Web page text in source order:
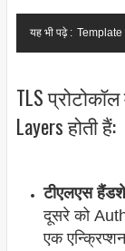
यह भी पढ़े : Template
TLS
Layers होती हैं:
टीएलएस
दूसरे को
एक